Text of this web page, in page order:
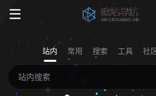
站内 常用 搜索 工具 社